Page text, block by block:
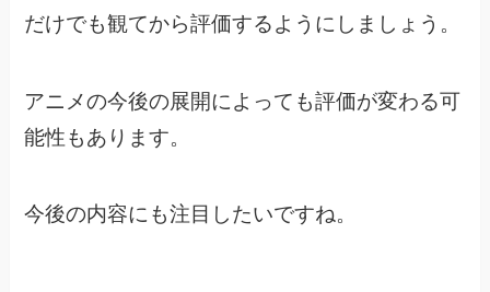
だけでも観てから評価するようにしましょう。
アニメの今後の展開によっても評価が変わる可
能性もあります。
今後の内容にも注目したいですね。